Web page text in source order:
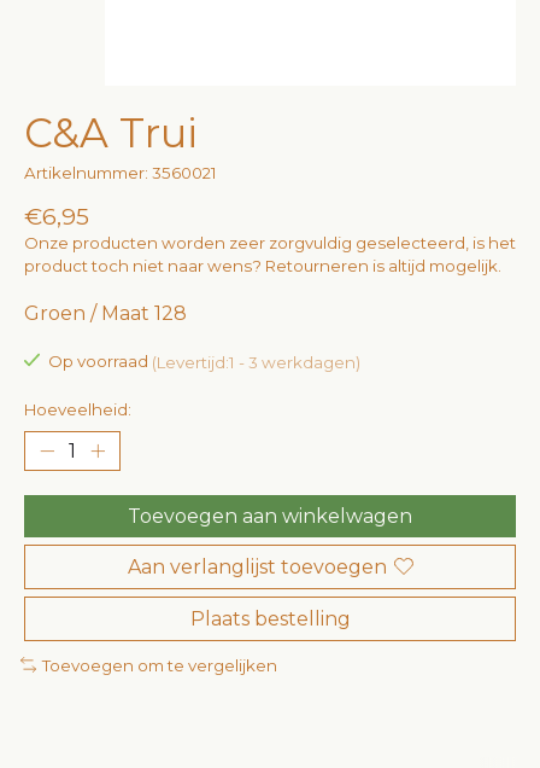
C&A Trui
Artikelnummer: 3560021
€6,95
Onze producten worden zeer zorgvuldig geselecteerd, is het
product toch niet naar wens? Retourneren is altijd mogelijk.
Groen / Maat 128
Op voorraad (Levertijd:1 - 3 werkdagen)
Hoeveelheid:
Toevoegen aan winkelwagen
Aan verlanglijst toevoegen
Plaats bestelling
Toevoegen om te vergelijken